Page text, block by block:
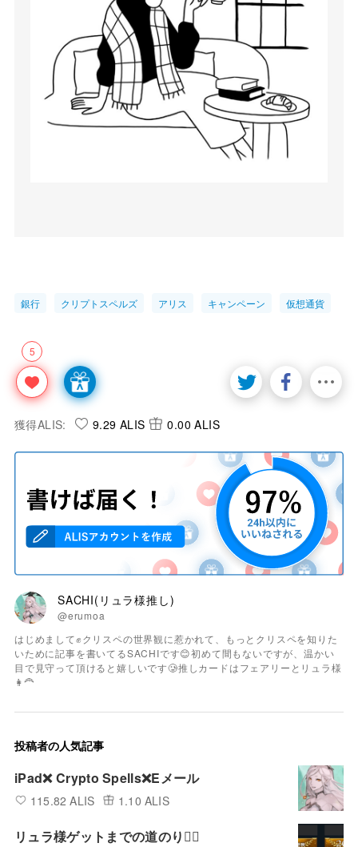
銀行 クリプトスペルズ アリス キャンペーン 仮想通貨
5
獲得ALIS: 9.29 ALIS 0.00 ALIS
SACHI(リュラ様推し)
@erumoa
はじめまして✊クリスペの世界観に惹かれて、もっとクリスペを知りた
いために記事を書いてるSACHIです😊初めて間もないですが、温かい
目で見守って頂けると嬉しいです🥲推しカードはフェアリーとリュラ様
👩‍🦰
投稿者の人気記事
iPad❌ Crypto Spells❌Eメール
115.82 ALIS 1.10 ALIS
リュラ様ゲットまでの道のり🏃‍♂️